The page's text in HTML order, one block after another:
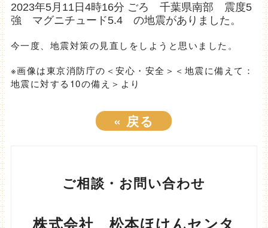
2023年5月11日4時16分 ごろ 千葉県南部 震度5
強 マグニチュード5.4 の地震がありました。
今一度、地震対策の見直しをしようと思いました。
※画像は東京消防庁の＜安心・安全＞＜地震に備えて：
地震に対する10の備え＞より
« 戻る
ご相談・お問い合わせ
株式会社 松本ほけんセンタ